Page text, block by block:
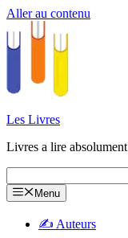
Aller au contenu
Les Livres
Livres a lire absolument
Menu
✍️ Auteurs